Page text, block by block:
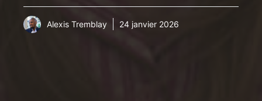
Alexis Tremblay 24 janvier 2026